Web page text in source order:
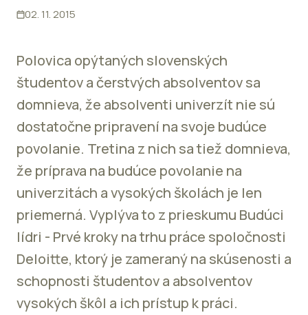
02. 11. 2015
Polovica opýtaných slovenských
študentov a čerstvých absolventov sa
domnieva, že absolventi univerzít nie sú
dostatočne pripravení na svoje budúce
povolanie. Tretina z nich sa tiež domnieva,
že príprava na budúce povolanie na
univerzitách a vysokých školách je len
priemerná. Vyplýva to z prieskumu Budúci
lídri - Prvé kroky na trhu práce spoločnosti
Deloitte, ktorý je zameraný na skúsenosti a
schopnosti študentov a absolventov
vysokých škôl a ich prístup k práci.